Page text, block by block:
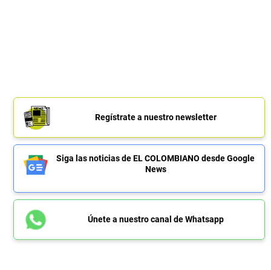
Regístrate a nuestro newsletter
Siga las noticias de EL COLOMBIANO desde Google
News
Únete a nuestro canal de Whatsapp